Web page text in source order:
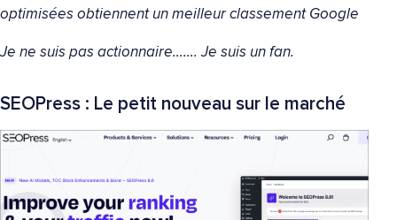
optimisées obtiennent un meilleur classement Google
Je ne suis pas actionnaire……. Je suis un fan.
SEOPress : Le petit nouveau sur le marché